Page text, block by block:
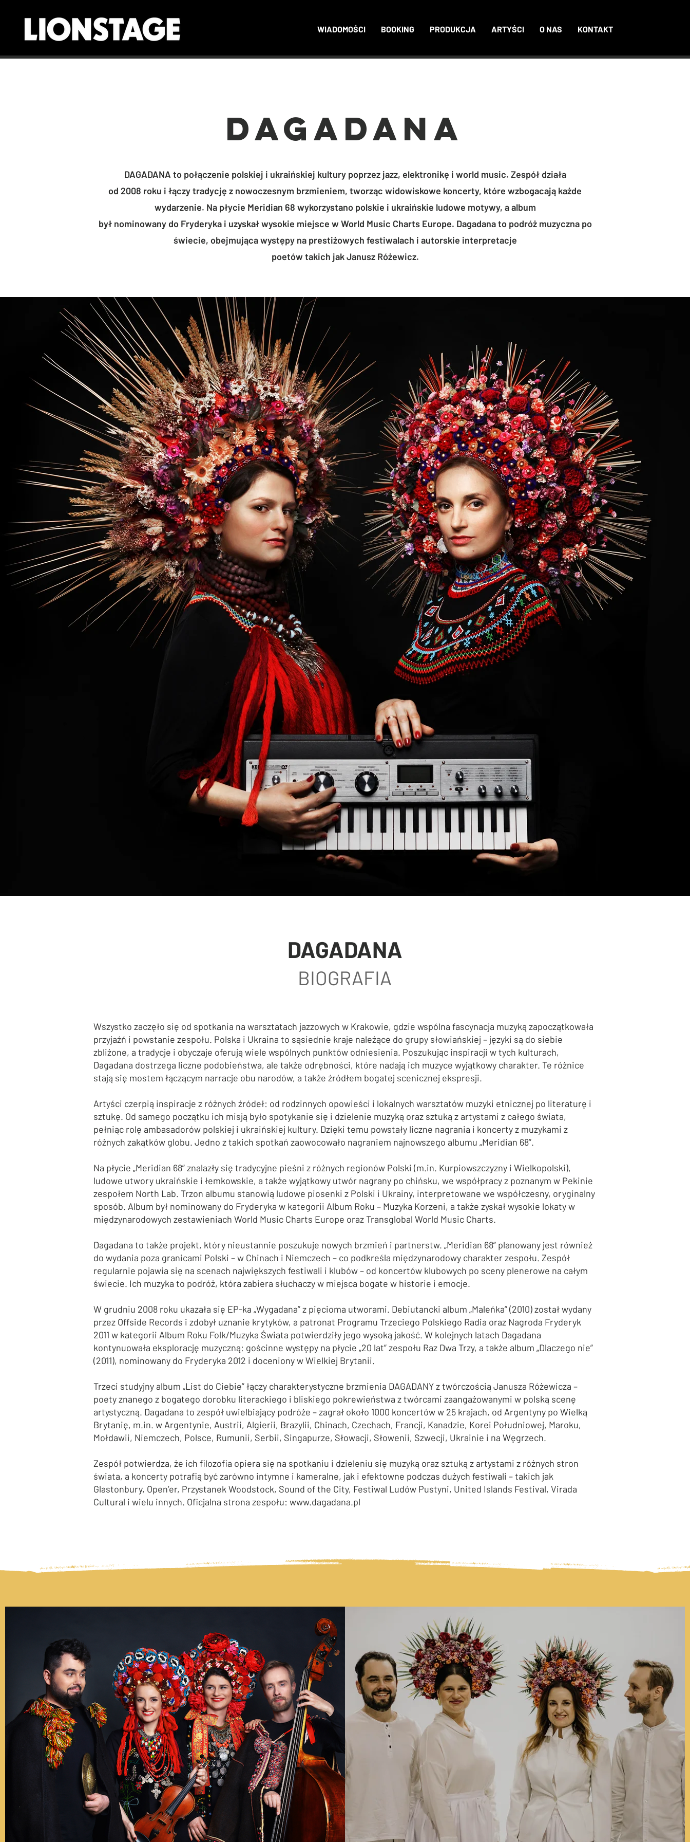
WIADOMOŚCI BOOKING PRODUKCJA ARTYŚCI O NAS KONTAKT
DAGADANA
DAGADANA to połączenie polskiej i ukraińskiej kultury poprzez jazz, elektronikę i world music. Zespół działa
od 2008 roku i łączy tradycję z nowoczesnym brzmieniem, tworząc widowiskowe koncerty, które wzbogacają każde
wydarzenie. Na płycie Meridian 68 wykorzystano polskie i ukraińskie ludowe motywy, a album
był nominowany do Fryderyka i uzyskał wysokie miejsce w World Music Charts Europe. Dagadana to podróż muzyczna po
świecie, obejmująca występy na prestiżowych festiwalach i autorskie interpretacje
poetów takich jak Janusz Różewicz.
DAGADANA
BIOGRAFIA
Wszystko zaczęło się od spotkania na warsztatach jazzowych w Krakowie, gdzie wspólna fascynacja muzyką zapoczątkowała
przyjaźń i powstanie zespołu. Polska i Ukraina to sąsiednie kraje należące do grupy słowiańskiej – języki są do siebie
zbliżone, a tradycje i obyczaje oferują wiele wspólnych punktów odniesienia. Poszukując inspiracji w tych kulturach,
Dagadana dostrzega liczne podobieństwa, ale także odrębności, które nadają ich muzyce wyjątkowy charakter. Te różnice
stają się mostem łączącym narracje obu narodów, a także źródłem bogatej scenicznej ekspresji.
Artyści czerpią inspiracje z różnych źródeł: od rodzinnych opowieści i lokalnych warsztatów muzyki etnicznej po literaturę i
sztukę. Od samego początku ich misją było spotykanie się i dzielenie muzyką oraz sztuką z artystami z całego świata,
pełniąc rolę ambasadorów polskiej i ukraińskiej kultury. Dzięki temu powstały liczne nagrania i koncerty z muzykami z
różnych zakątków globu. Jedno z takich spotkań zaowocowało nagraniem najnowszego albumu „Meridian 68”.
Na płycie „Meridian 68” znalazły się tradycyjne pieśni z różnych regionów Polski (m.in. Kurpiowszczyzny i Wielkopolski),
ludowe utwory ukraińskie i łemkowskie, a także wyjątkowy utwór nagrany po chińsku, we współpracy z poznanym w Pekinie
zespołem North Lab. Trzon albumu stanowią ludowe piosenki z Polski i Ukrainy, interpretowane we współczesny, oryginalny
sposób. Album był nominowany do Fryderyka w kategorii Album Roku – Muzyka Korzeni, a także zyskał wysokie lokaty w
międzynarodowych zestawieniach World Music Charts Europe oraz Transglobal World Music Charts.
Dagadana to także projekt, który nieustannie poszukuje nowych brzmień i partnerstw. „Meridian 68” planowany jest również
do wydania poza granicami Polski – w Chinach i Niemczech – co podkreśla międzynarodowy charakter zespołu. Zespół
regularnie pojawia się na scenach największych festiwali i klubów – od koncertów klubowych po sceny plenerowe na całym
świecie. Ich muzyka to podróż, która zabiera słuchaczy w miejsca bogate w historie i emocje.
W grudniu 2008 roku ukazała się EP-ka „Wygadana” z pięcioma utworami. Debiutancki album „Maleńka” (2010) został wydany
przez Offside Records i zdobył uznanie krytyków, a patronat Programu Trzeciego Polskiego Radia oraz Nagroda Fryderyk
2011 w kategorii Album Roku Folk/Muzyka Świata potwierdziły jego wysoką jakość. W kolejnych latach Dagadana
kontynuowała eksplorację muzyczną: gościnne występy na płycie „20 lat” zespołu Raz Dwa Trzy, a także album „Dlaczego nie”
(2011), nominowany do Fryderyka 2012 i doceniony w Wielkiej Brytanii.
Trzeci studyjny album „List do Ciebie” łączy charakterystyczne brzmienia DAGADANY z twórczością Janusza Różewicza –
poety znanego z bogatego dorobku literackiego i bliskiego pokrewieństwa z twórcami zaangażowanymi w polską scenę
artystyczną. Dagadana to zespół uwielbiający podróże – zagrał około 1000 koncertów w 25 krajach, od Argentyny po Wielką
Brytanię, m.in. w Argentynie, Austrii, Algierii, Brazylii, Chinach, Czechach, Francji, Kanadzie, Korei Południowej, Maroku,
Mołdawii, Niemczech, Polsce, Rumunii, Serbii, Singapurze, Słowacji, Słowenii, Szwecji, Ukrainie i na Węgrzech.
Zespół potwierdza, że ich filozofia opiera się na spotkaniu i dzieleniu się muzyką oraz sztuką z artystami z różnych stron
świata, a koncerty potrafią być zarówno intymne i kameralne, jak i efektowne podczas dużych festiwali – takich jak
Glastonbury, Open’er, Przystanek Woodstock, Sound of the City, Festiwal Ludów Pustyni, United Islands Festival, Virada
Cultural i wielu innych. Oficjalna strona zespołu: www.dagadana.pl